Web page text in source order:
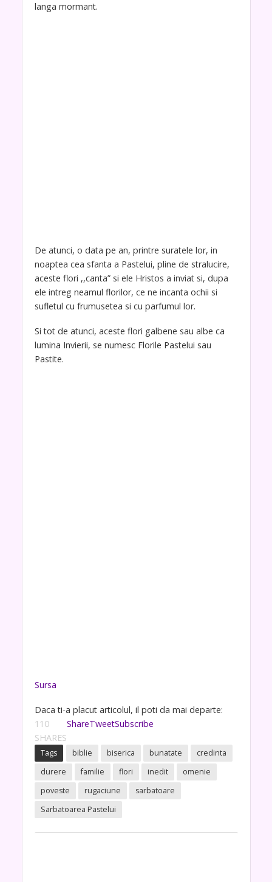
langa mormant.
De atunci, o data pe an, printre suratele lor, in
noaptea cea sfanta a Pastelui, pline de stralucire,
aceste flori ,,canta” si ele Hristos a inviat si, dupa
ele intreg neamul florilor, ce ne incanta ochii si
sufletul cu frumusetea si cu parfumul lor.
Si tot de atunci, aceste flori galbene sau albe ca
lumina Invierii, se numesc Florile Pastelui sau
Pastite.
Sursa
Daca ti-a placut articolul, il poti da mai departe:
110
SHARES
ShareTweetSubscribe
Tags biblie biserica bunatate
credinta
durere
familie flori inedit
omenie
poveste
rugaciune
sarbatoare
Sarbatoarea Pastelui